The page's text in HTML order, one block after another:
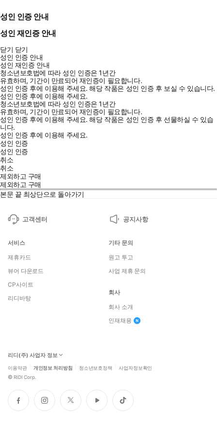
성인 인증 안내
성인 재인증 안내
닫기 닫기
성인 인증 안내
성인 재인증 안내
청소년보호법에 따라 성인 인증은 1년간
유효하며, 기간이 만료되어 재인증이 필요합니다.
성인 인증 후에 이용해 주세요.해당 작품은 성인 인증 후 보실 수 있습니다.
성인 인증 후에 이용해 주세요.
청소년보호법에 따라 성인 인증은 1년간
유효하며, 기간이 만료되어 재인증이 필요합니다.
성인 인증 후에 이용해 주세요.해당 작품은 성인 인증 후 선물하실 수 있습
니다.
성인 인증 후에 이용해 주세요.
성인 인증
성인 인증
취소
취소
제외하고 구매
제외하고 구매
본문 끝 최상단으로 돌아가기
고객센터 공지사항
서비스
제휴카드
뷰어 다운로드
CP사이트
리디바탕
기타 문의
원고 투고
사업 제휴 문의
회사
회사 소개
인재채용
리디(주) 사업자 정보
이용약관 개인정보 처리방침 청소년보호정책 사업자정보확인
© RIDI Corp.
페
이
인
스
트
위
유
튜
틱
톡